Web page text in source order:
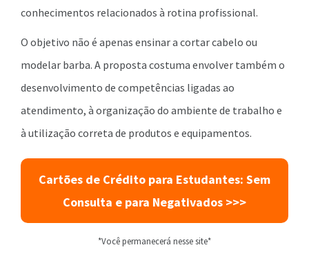
conhecimentos relacionados à rotina profissional.
O objetivo não é apenas ensinar a cortar cabelo ou
modelar barba. A proposta costuma envolver também o
desenvolvimento de competências ligadas ao
atendimento, à organização do ambiente de trabalho e
à utilização correta de produtos e equipamentos.
Cartões de Crédito para Estudantes: Sem
Consulta e para Negativados >>>
*Você permanecerá nesse site*